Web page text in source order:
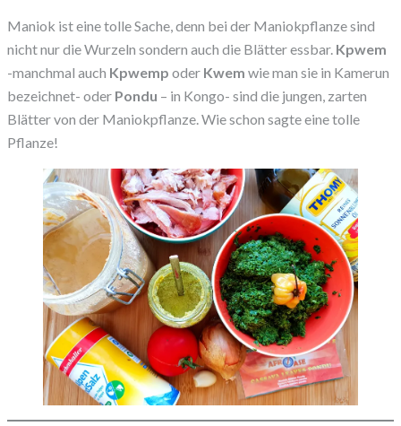
Maniok ist eine tolle Sache, denn bei der Maniokpflanze sind
nicht nur die Wurzeln sondern auch die Blätter essbar. Kpwem
-manchmal auch Kpwemp oder Kwem wie man sie in Kamerun
bezeichnet- oder Pondu – in Kongo- sind die jungen, zarten
Blätter von der Maniokpflanze. Wie schon sagte eine tolle
Pflanze!